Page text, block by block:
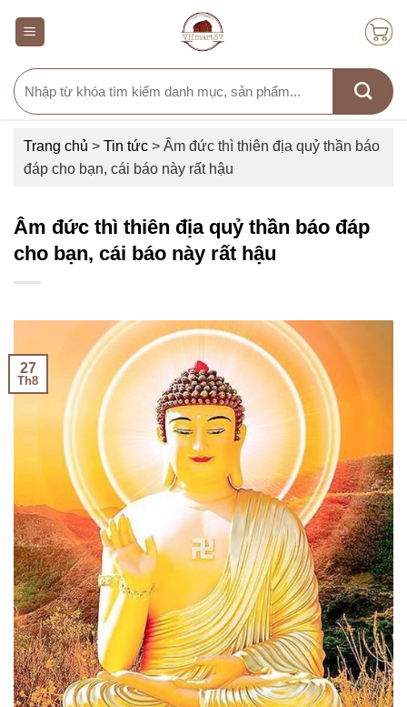
Search
for:
Trang chủ > Tin tức > Âm đức thì thiên địa quỷ thần báo
đáp cho bạn, cái báo này rất hậu
Âm đức thì thiên địa quỷ thần báo đáp
cho bạn, cái báo này rất hậu
27
Th8